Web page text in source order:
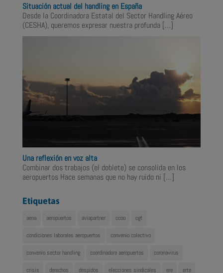
Situación actual del handling en España
Desde la Coordinadora Estatal del Sector Handling Aéreo
(CESHA), queremos expresar nuestra profunda […]
Una reflexión en voz alta
Combinar dos trabajos (el doblete) se consolida en los
aeropuertos Hace semanas que no hay ruido ni […]
Etiquetas
aena aeropuertos aviapartner ccoo cgt
condiciones laborales aeropuertos convenio colectivo
convenio sector handling coordinadora aeropuertos coronavirus
crisis derechos despidos elecciones sindicales ere erte